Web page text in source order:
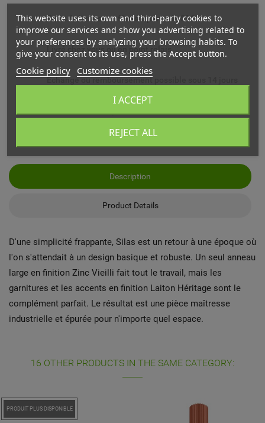
Frais de livraison offerts à partir de 59€
Livré chez vous ou en point relais
Echange ou remboursement possible sous 14 jours
Description
Product Details
D'une simplicité frappante, Silas est un retour à une époque où
l'on s'attendait à un design basique et robuste. Un seul anneau
large en finition Zinc Vieilli fait tout le travail, mais les
garnitures et les accents en finition Laiton Héritage sont le
complément parfait. Le résultat est une pièce maîtresse
industrielle et épurée pour n'importe quel espace.
16 OTHER PRODUCTS IN THE SAME CATEGORY:
PRODUIT PLUS DISPONIBLE
This website uses its own and third-party cookies to
improve our services and show you advertising related to
your preferences by analyzing your browsing habits. To
give your consent to its use, press the Accept button.
Cookie policy Customize cookies
REJECT ALL
I ACCEPT